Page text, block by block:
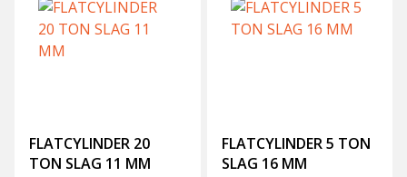
FLATCYLINDER 20
TON SLAG 11 MM
FLATCYLINDER 5 TON
SLAG 16 MM